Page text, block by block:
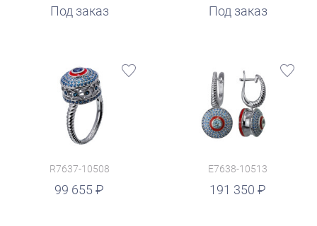
Под заказ Под заказ
R7637-10508
99 655
E7638-10513
191 350
руб.